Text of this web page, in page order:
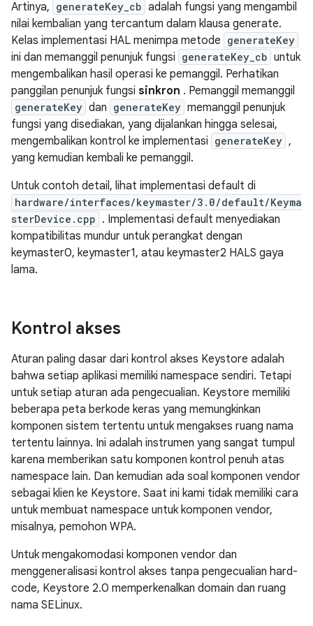
Artinya, generateKey_cb adalah fungsi yang mengambil
nilai kembalian yang tercantum dalam klausa generate.
Kelas implementasi HAL menimpa metode generateKey
ini dan memanggil penunjuk fungsi generateKey_cb untuk
mengembalikan hasil operasi ke pemanggil. Perhatikan
panggilan penunjuk fungsi sinkron . Pemanggil memanggil
generateKey dan generateKey memanggil penunjuk
fungsi yang disediakan, yang dijalankan hingga selesai,
mengembalikan kontrol ke implementasi generateKey ,
yang kemudian kembali ke pemanggil.
Untuk contoh detail, lihat implementasi default di
hardware/interfaces/keymaster/3.0/default/Keyma
sterDevice.cpp . Implementasi default menyediakan
kompatibilitas mundur untuk perangkat dengan
keymaster0, keymaster1, atau keymaster2 HALS gaya
lama.
Kontrol akses
Aturan paling dasar dari kontrol akses Keystore adalah
bahwa setiap aplikasi memiliki namespace sendiri. Tetapi
untuk setiap aturan ada pengecualian. Keystore memiliki
beberapa peta berkode keras yang memungkinkan
komponen sistem tertentu untuk mengakses ruang nama
tertentu lainnya. Ini adalah instrumen yang sangat tumpul
karena memberikan satu komponen kontrol penuh atas
namespace lain. Dan kemudian ada soal komponen vendor
sebagai klien ke Keystore. Saat ini kami tidak memiliki cara
untuk membuat namespace untuk komponen vendor,
misalnya, pemohon WPA.
Untuk mengakomodasi komponen vendor dan
menggeneralisasi kontrol akses tanpa pengecualian hard-
code, Keystore 2.0 memperkenalkan domain dan ruang
nama SELinux.